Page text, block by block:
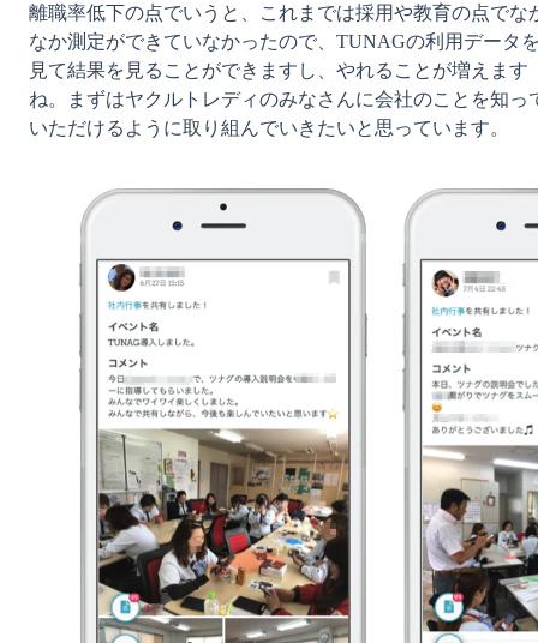
離職率低下の点でいうと、これまでは採用や教育の点でな
なか測定ができていなかったので、TUNAGの利用データ
見て結果を見ることができますし、やれることが増えます
ね。まずはヤクルトレディのみなさんに会社のことを知っ
いただけるように取り組んでいきたいと思っています。